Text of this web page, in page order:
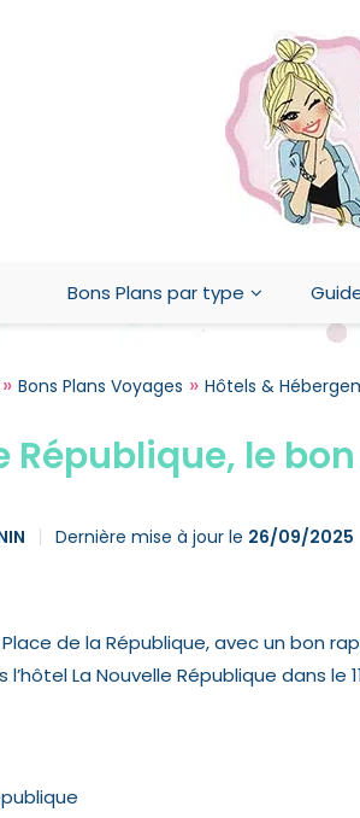
Bons Plans par type
» Bons Plans Voyages » Hôtels &
République, le
Dernière mise à jour le 26/09/2025
de la République, avec un bon
La Nouvelle République dans le